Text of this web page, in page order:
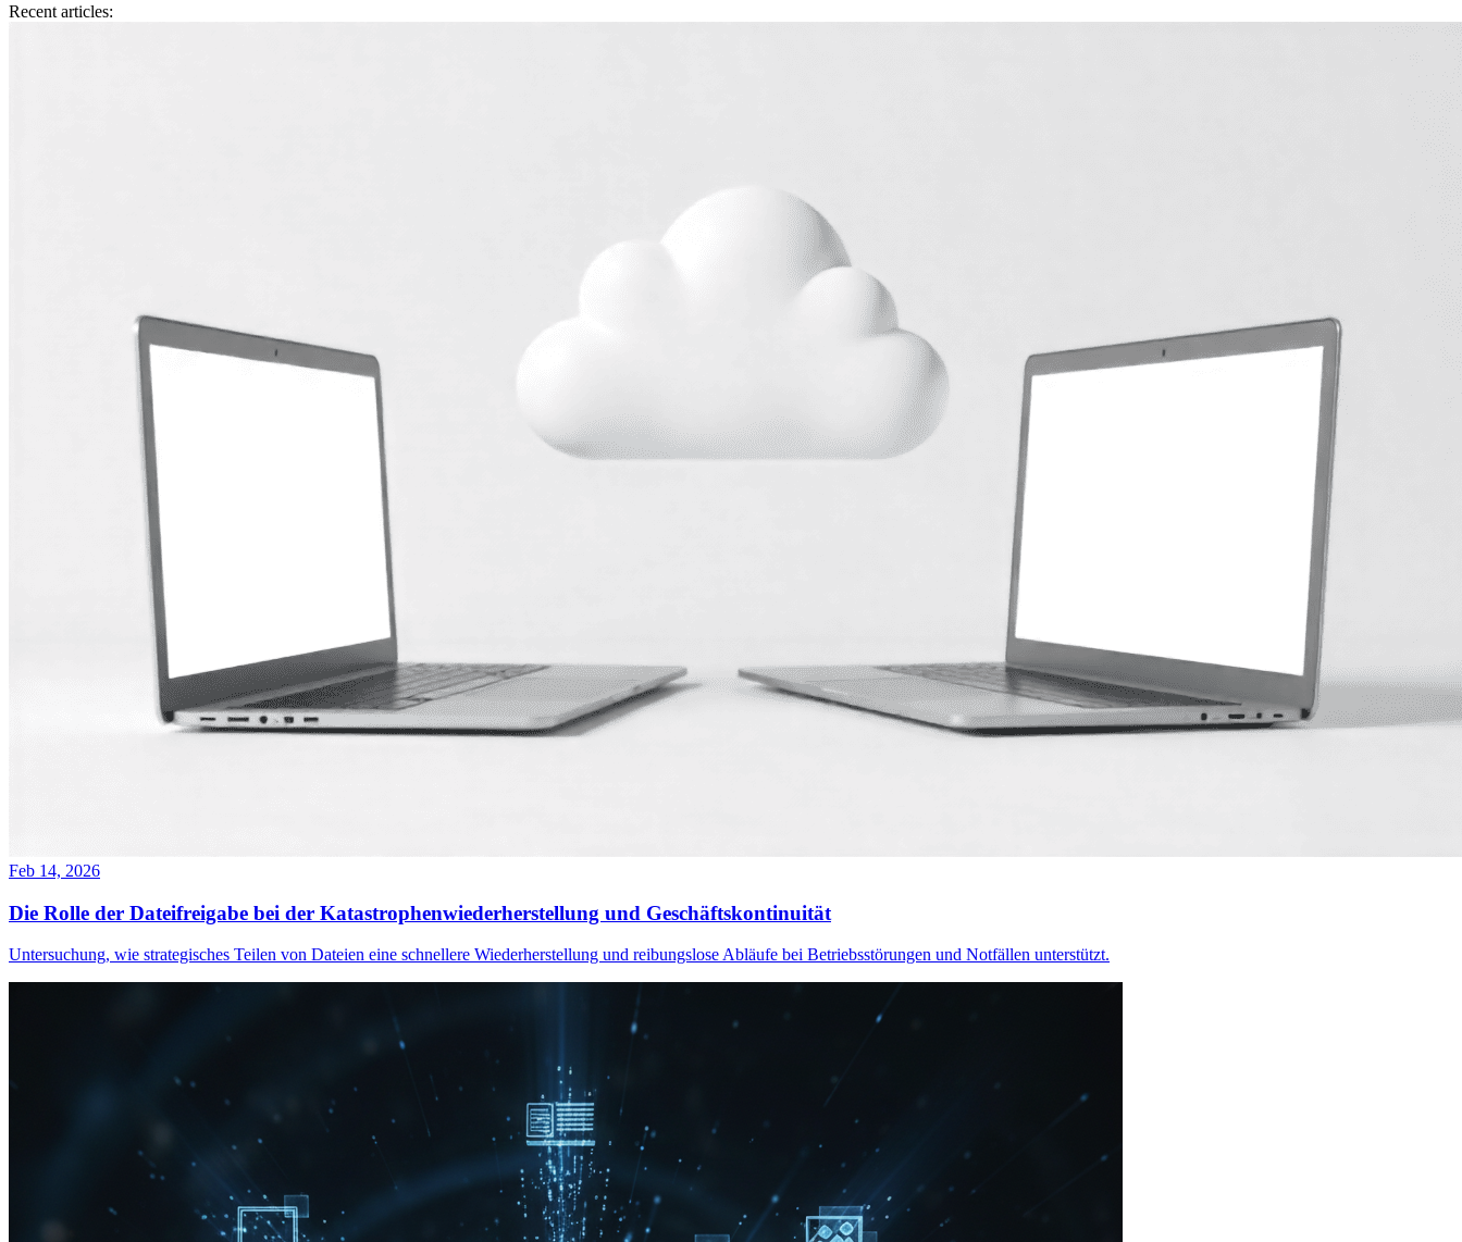
Recent articles:
Feb 14, 2026
Die Rolle der Dateifreigabe bei der Katastrophenwiederherstellung und Geschäftskontinuität
Untersuchung, wie strategisches Teilen von Dateien eine schnellere Wiederherstellung und reibungslose Abläufe bei Betriebsstörungen und Notfällen unterstützt.